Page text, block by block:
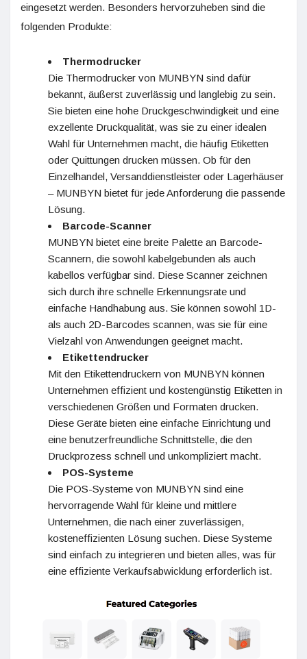
eingesetzt werden. Besonders hervorzuheben sind die
folgenden Produkte:
Thermodrucker
Die Thermodrucker von MUNBYN sind dafür
bekannt, äußerst zuverlässig und langlebig zu sein.
Sie bieten eine hohe Druckgeschwindigkeit und eine
exzellente Druckqualität, was sie zu einer idealen
Wahl für Unternehmen macht, die häufig Etiketten
oder Quittungen drucken müssen. Ob für den
Einzelhandel, Versanddienstleister oder Lagerhäuser
– MUNBYN bietet für jede Anforderung die passende
Lösung.
Barcode-Scanner
MUNBYN bietet eine breite Palette an Barcode-
Scannern, die sowohl kabelgebunden als auch
kabellos verfügbar sind. Diese Scanner zeichnen
sich durch ihre schnelle Erkennungsrate und
einfache Handhabung aus. Sie können sowohl 1D-
als auch 2D-Barcodes scannen, was sie für eine
Vielzahl von Anwendungen geeignet macht.
Etikettendrucker
Mit den Etikettendruckern von MUNBYN können
Unternehmen effizient und kostengünstig Etiketten in
verschiedenen Größen und Formaten drucken.
Diese Geräte bieten eine einfache Einrichtung und
eine benutzerfreundliche Schnittstelle, die den
Druckprozess schnell und unkompliziert macht.
POS-Systeme
Die POS-Systeme von MUNBYN sind eine
hervorragende Wahl für kleine und mittlere
Unternehmen, die nach einer zuverlässigen,
kosteneffizienten Lösung suchen. Diese Systeme
sind einfach zu integrieren und bieten alles, was für
eine effiziente Verkaufsabwicklung erforderlich ist.